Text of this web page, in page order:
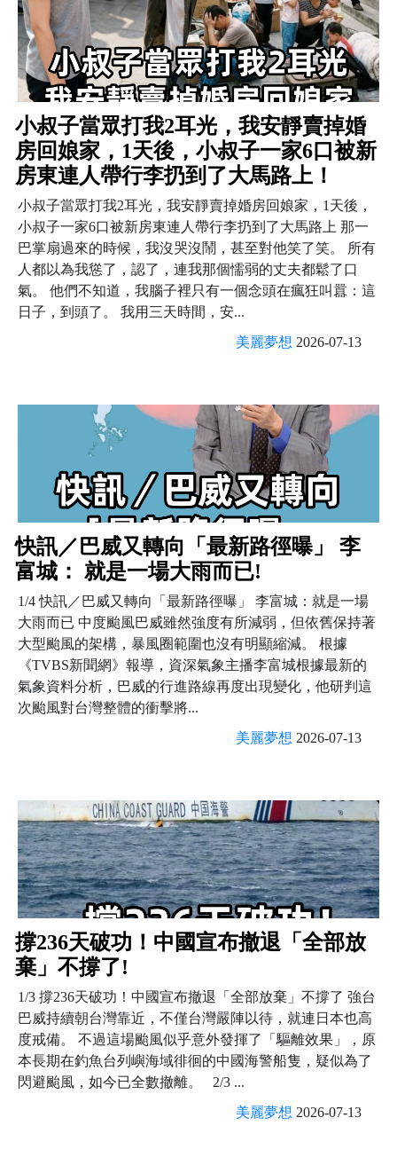
小叔子當眾打我2耳光，我安靜賣掉婚
房回娘家，1天後，小叔子一家6口被新
房東連人帶行李扔到了大馬路上！
小叔子當眾打我2耳光，我安靜賣掉婚房回娘家，1天後，
小叔子一家6口被新房東連人帶行李扔到了大馬路上 那一
巴掌扇過來的時候，我沒哭沒鬧，甚至對他笑了笑。 所有
人都以為我慫了，認了，連我那個懦弱的丈夫都鬆了口
氣。 他們不知道，我腦子裡只有一個念頭在瘋狂叫囂：這
日子，到頭了。 我用三天時間，安...
美麗夢想 2026-07-13
快訊／巴威又轉向「最新路徑曝」 李
富城： 就是一場大雨而已!
1/4 快訊／巴威又轉向「最新路徑曝」 李富城：就是一場
大雨而已 中度颱風巴威雖然強度有所減弱，但依舊保持著
大型颱風的架構，暴風圈範圍也沒有明顯縮減。 根據
《TVBS新聞網》報導，資深氣象主播李富城根據最新的
氣象資料分析，巴威的行進路線再度出現變化，他研判這
次颱風對台灣整體的衝擊將...
美麗夢想 2026-07-13
撐236天破功！中國宣布撤退「全部放
棄」不撐了!
1/3 撐236天破功！中國宣布撤退「全部放棄」不撐了 強台
巴威持續朝台灣靠近，不僅台灣嚴陣以待，就連日本也高
度戒備。 不過這場颱風似乎意外發揮了「驅離效果」，原
本長期在釣魚台列嶼海域徘徊的中國海警船隻，疑似為了
閃避颱風，如今已全數撤離。 2/3 ...
美麗夢想 2026-07-13